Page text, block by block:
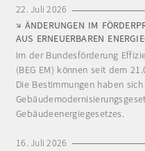
22. Juli 2026
ÄNDERUNGEN IM
AUS ERNEUERBAREN
Im der Bundesförderung
(BEG EM) können seit dem
Die Bestimmungen haben
Gebäudeenergiegesetzes.
16. Juli 2026